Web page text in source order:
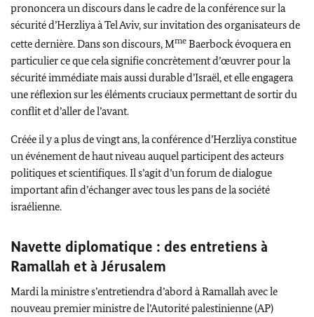
prononcera un discours dans le cadre de la conférence sur la
sécurité d’Herzliyaà Tel Aviv, sur invitation des organisateurs de
cette dernière. Dans son discours, MmeBaerbockévoquera en
particulier ce que cela signifie concrètement d’œuvrer pour la
sécurité immédiate mais aussi durable d’Israël, et elle engagera
une réflexion sur les éléments cruciaux permettant de sortir du
conflit et d’aller de l’avant.
Créée il y a plus de vingt ans, la conférence d’Herzliyaconstitue
un événement de haut niveau auquel participent des acteurs
politiques et scientifiques. Il s’agit d’un forum de dialogue
important afin d’échanger avec tous les pans de la société
israélienne.
Navette diplomatique : des entretiens à
Ramallah et à Jérusalem
Mardi la ministre s’entretiendra d’abord à Ramallah avec le
nouveau premier ministre de l’Autorité palestinienne (AP)